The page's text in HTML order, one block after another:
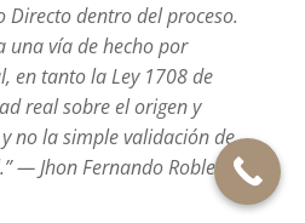
Directo dentro del proceso.
una vía de hecho por
en tanto la Ley 1708 de
real sobre el origen y
no la simple validación de
— Jhon Fernando Robledo